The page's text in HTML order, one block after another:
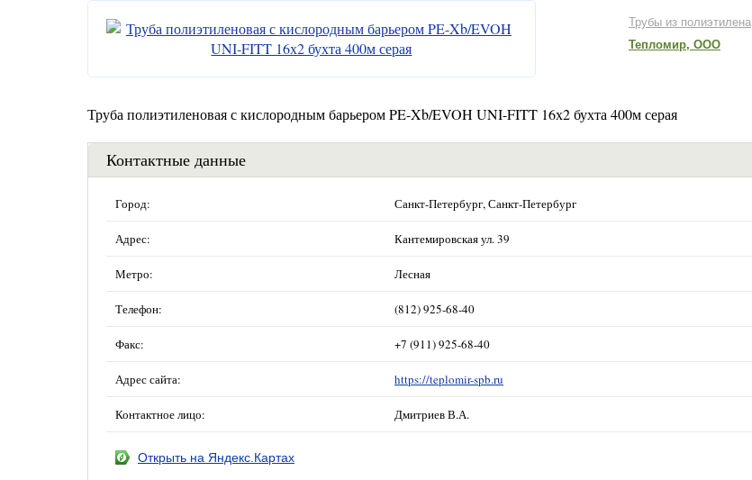
Трубы из полиэтилена
Тепломир, ООО
Труба полиэтиленовая с кислородным барьером PE-Xb/EVOH UNI-FITT 16х2 бухта 400м серая
Контактные данные
Город: Санкт-Петербург, Санкт-Петербург
Адрес: Кантемировская ул. 39
Метро: Лесная
Телефон: (812) 925-68-40
Факс: +7 (911) 925-68-40
Адрес сайта: https://teplomir-spb.ru
Контактное лицо: Дмитриев В.А.
Открыть на Яндекс.Картах